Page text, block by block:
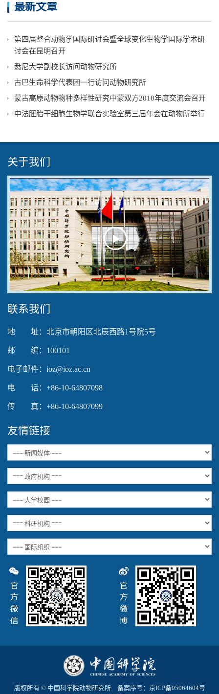
最新文章
第四届整合动物学国际研讨会暨全球变化生物学国际学术研
讨会在昆明召开
悉尼大学副校长访问动物研究所
古巴生命科学代表团一行访问动物研究所
蒙古高原动物物种多样性研究中蒙双方2010年度交流会召开
中法胚胎干细胞生物学联合实验室第三届年会在动物所举行
关于我们
Play
Video
联系我们
地 址：北京市朝阳区北辰西路1号院5号
邮 编：100101
电子邮件：ioz@ioz.ac.cn
电 话：+86-10-64807098
传 真：+86-10-64807099
友情链接
版权所有 © 中国科学院动物研究所 备案序号： 京ICP备05064604号